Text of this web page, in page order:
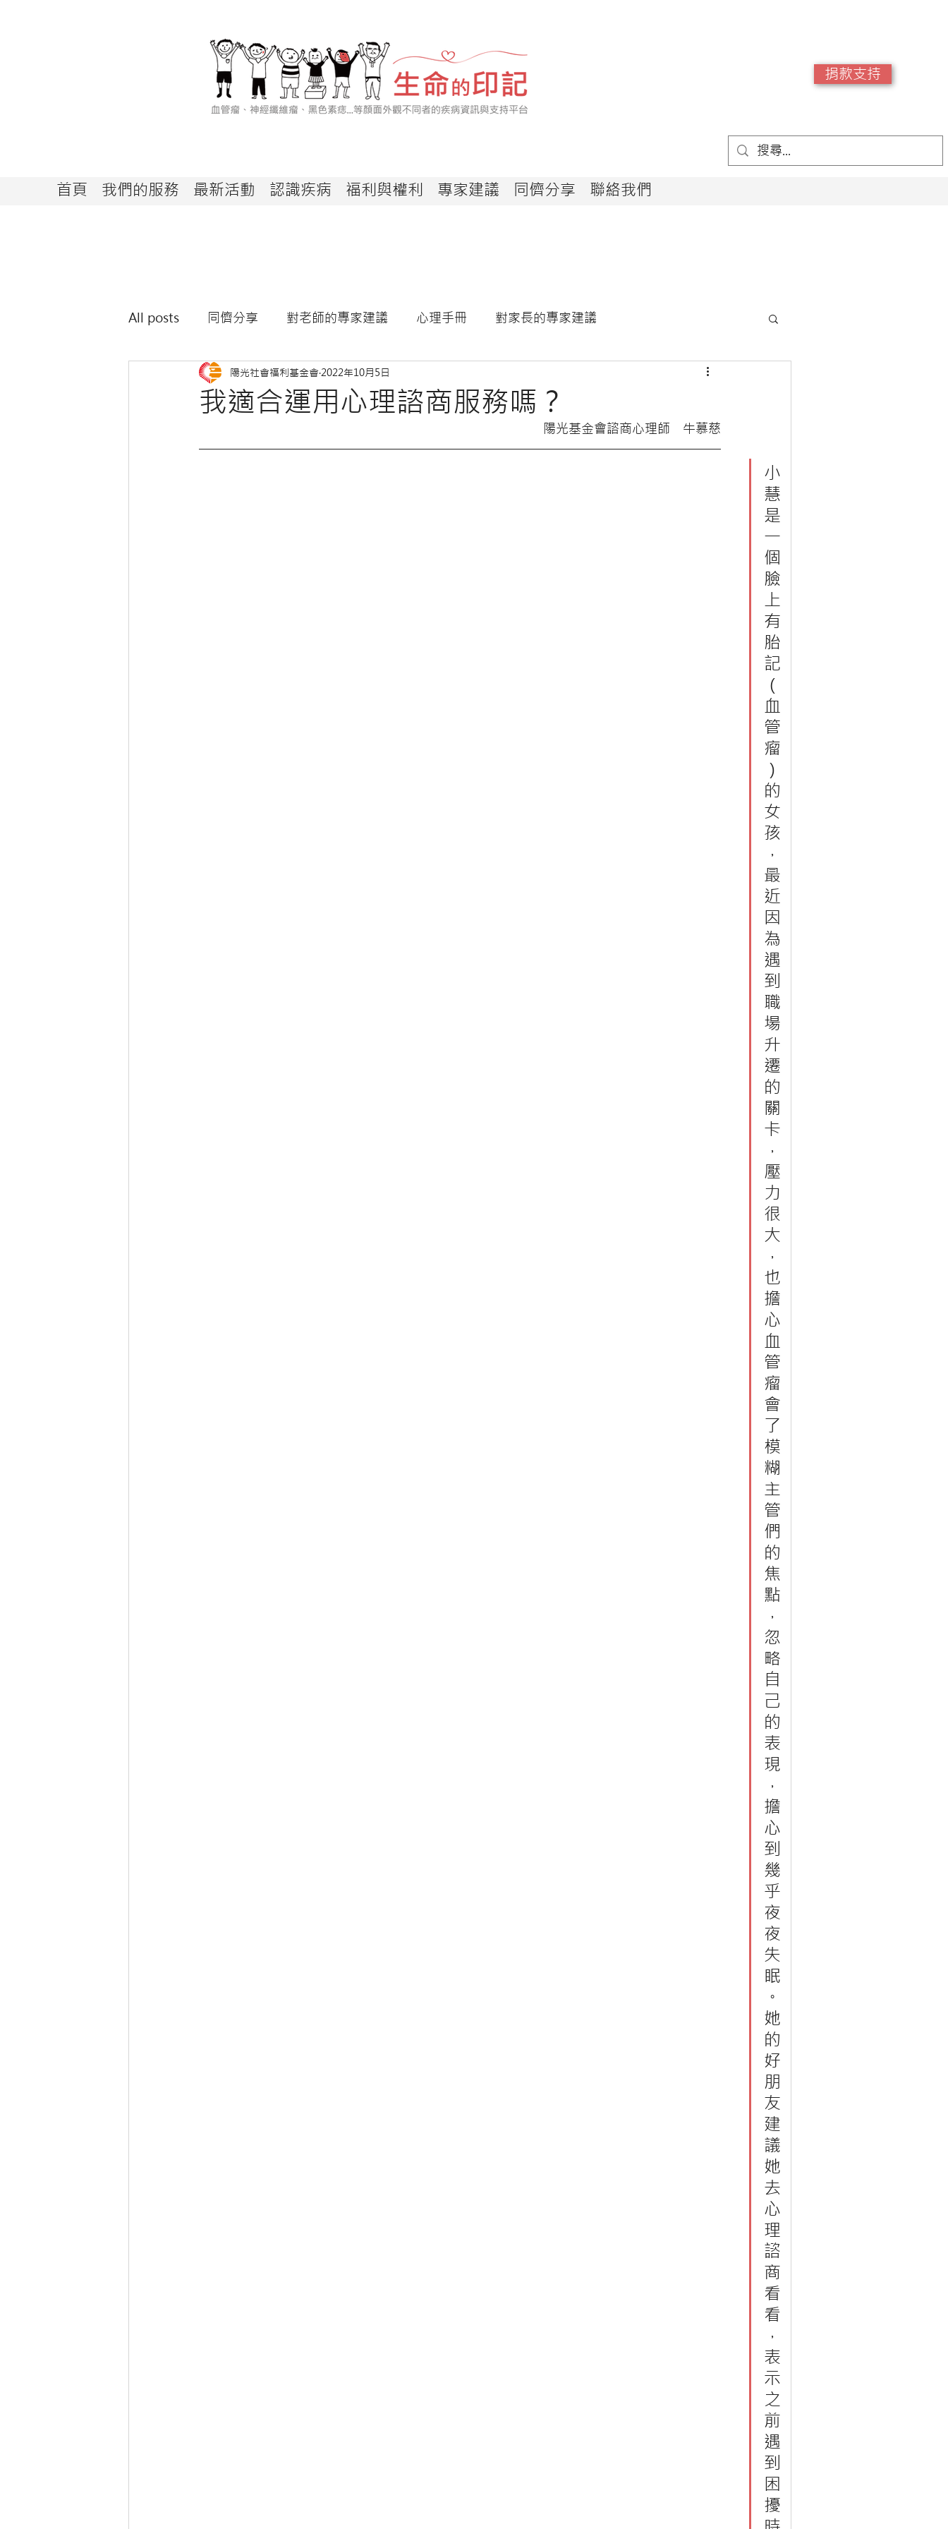
捐款支持
首頁 我們的服務 最新活動 認識疾病 福利與權利 專家建議 同儕分享 聯絡我們
All posts 同儕分享 對老師的專家建議 心理手冊 對家長的專家建議
對外觀不同者的專家建議 神經纖維瘤NF
我適合運用心理諮商服務嗎？
陽光社會福利基金會 2022年10月5日
陽光基金會諮商心理師　牛慕慈
小
慧
是
一
個
臉
上
有
胎
記
（
血
管
瘤
）
的
女
孩
，
最
近
因
為
遇
到
職
場
升
遷
的
關
卡
，
壓
力
很
大
，
也
擔
心
血
管
瘤
會
了
模
糊
主
管
們
的
焦
點
，
忽
略
自
己
的
表
現
，
擔
心
到
幾
乎
夜
夜
失
眠
。
她
的
好
朋
友
建
議
她
去
心
理
諮
商
看
看
，
表
示
之
前
遇
到
困
擾